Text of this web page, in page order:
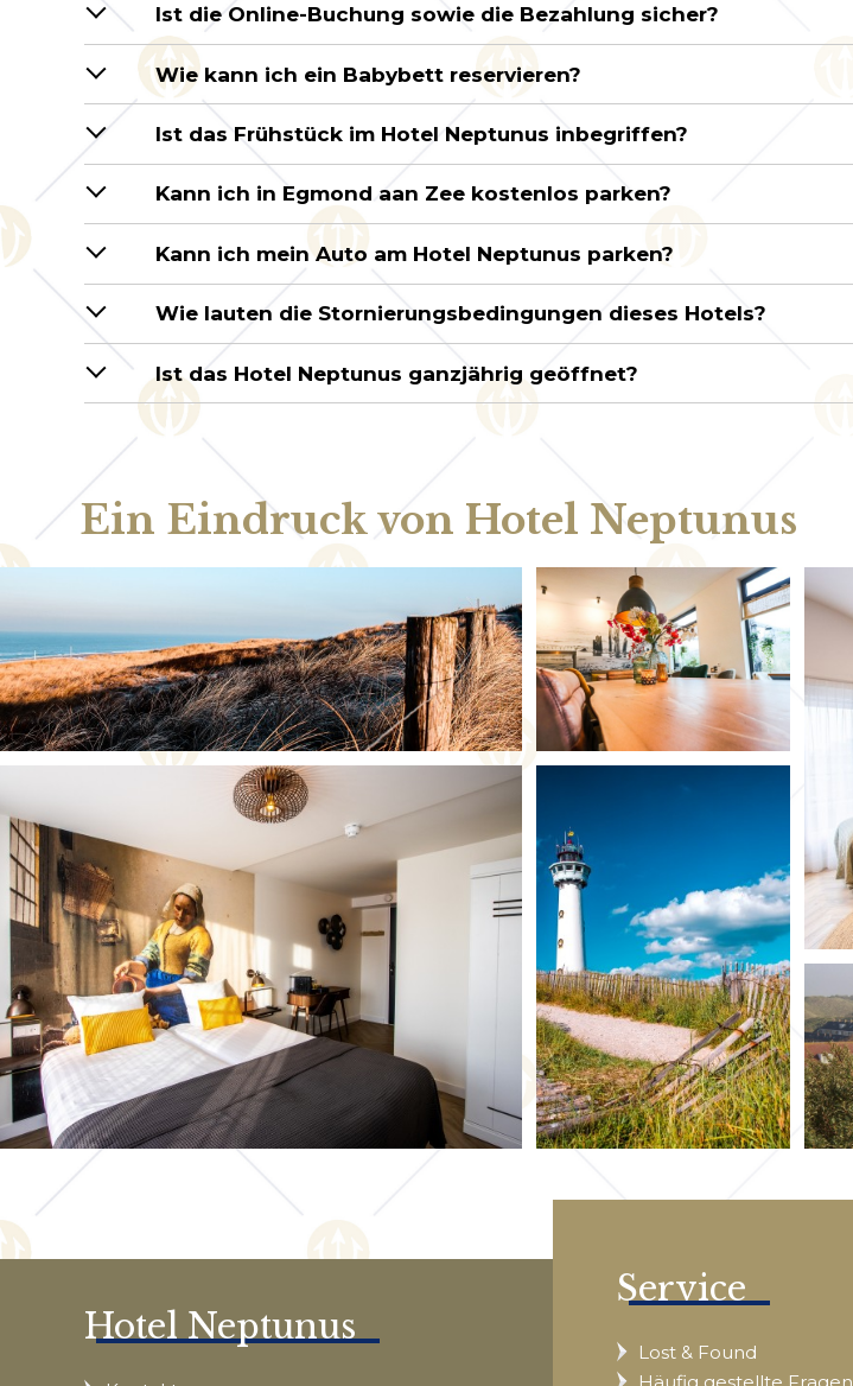
Ist die Online-Buchung sowie die Bezahlung sicher?
Wie kann ich ein Babybett reservieren?
Ist das Frühstück im Hotel Neptunus inbegriffen?
Kann ich in Egmond aan Zee kostenlos parken?
Kann ich mein Auto am Hotel Neptunus parken?
Wie lauten die Stornierungsbedingungen dieses Hotels?
Ist das Hotel Neptunus ganzjährig geöffnet?
Ein Eindruck von Hotel Neptunus
Hotel Neptunus
Service
Lost & Found
Häufig gestellte Fragen